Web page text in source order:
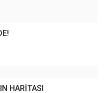
HARİTASI